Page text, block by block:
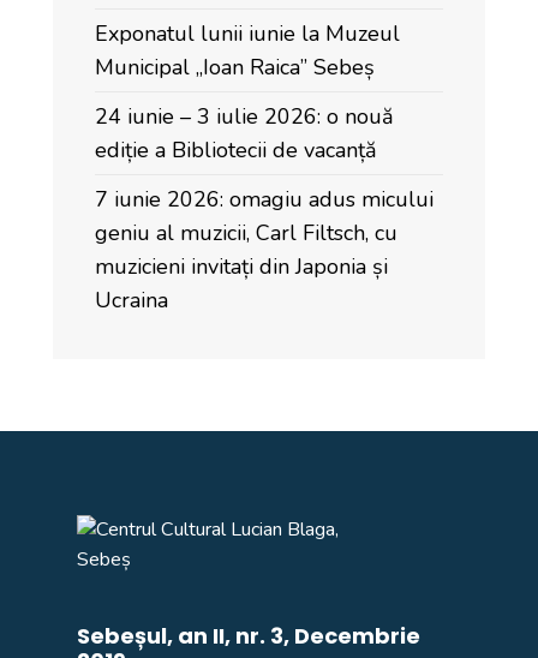
Exponatul lunii iunie la Muzeul
Municipal „Ioan Raica” Sebeș
24 iunie – 3 iulie 2026: o nouă
ediție a Bibliotecii de vacanță
7 iunie 2026: omagiu adus micului
geniu al muzicii, Carl Filtsch, cu
muzicieni invitați din Japonia și
Ucraina
Sebeșul, an II, nr. 3, Decembrie